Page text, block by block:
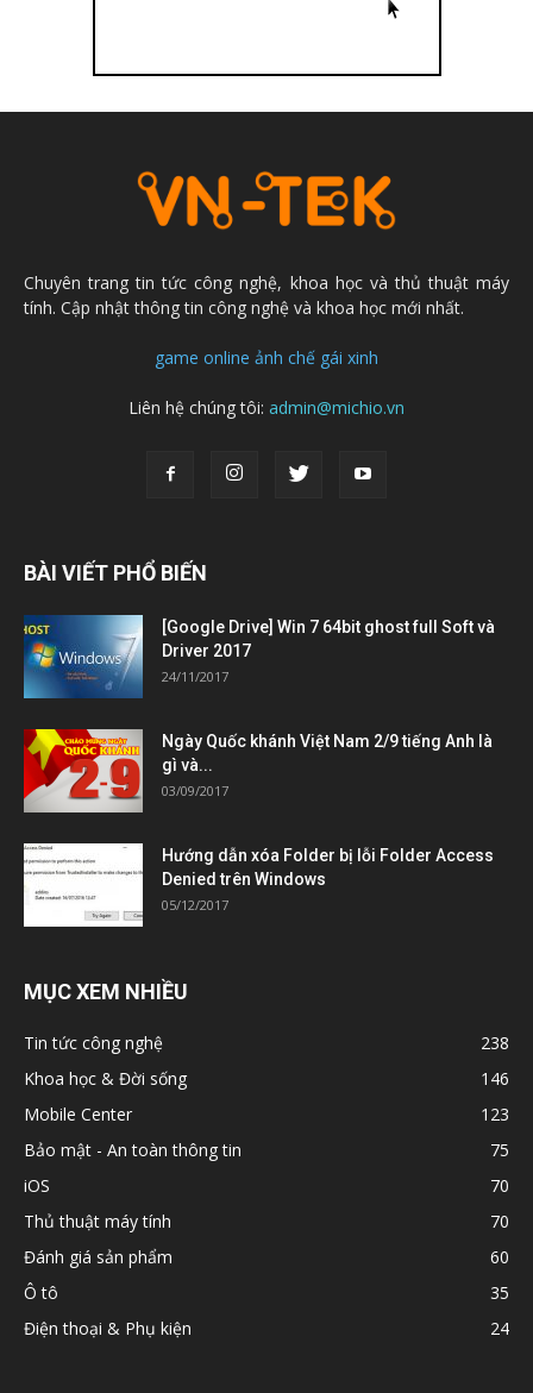
Chuyên trang tin tức công nghệ, khoa học và thủ thuật máy
tính. Cập nhật thông tin công nghệ và khoa học mới nhất.
game online ảnh chế gái xinh
Liên hệ chúng tôi: admin@michio.vn
BÀI VIẾT PHỔ BIẾN
[Google Drive] Win 7 64bit ghost full Soft và
Driver 2017
24/11/2017
Ngày Quốc khánh Việt Nam 2/9 tiếng Anh là
gì và...
03/09/2017
Hướng dẫn xóa Folder bị lỗi Folder Access
Denied trên Windows
05/12/2017
MỤC XEM NHIỀU
Tin tức công nghệ
238
Khoa học & Đời sống
146
Mobile Center
123
Bảo mật - An toàn thông tin
75
iOS
70
Thủ thuật máy tính
70
Đánh giá sản phẩm
60
Ô tô
35
Điện thoại & Phụ kiện
24